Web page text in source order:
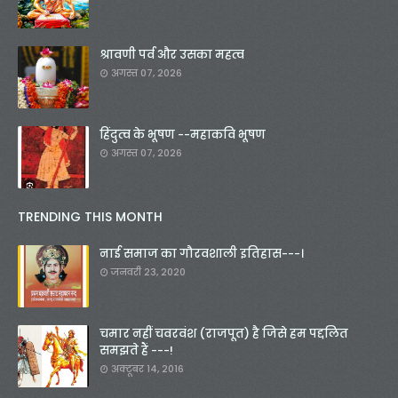
श्रावणी पर्व और उसका महत्व
अगस्त 07, 2026
हिंदुत्व के भूषण --महाकवि भूषण
अगस्त 07, 2026
TRENDING THIS MONTH
नाई समाज का गौरवशाली इतिहास---।
जनवरी 23, 2020
चमार नहीं चवरवंश (राजपूत) है जिसे हम पद्दलित
समझते हैं ---!
अक्टूबर 14, 2016